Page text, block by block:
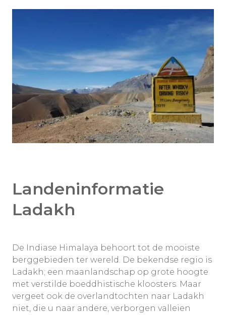
Landeninformatie
Ladakh
De Indiase Himalaya behoort tot de mooiste
berggebieden ter wereld. De bekendse regio is
Ladakh; een maanlandschap op grote hoogte
met verstilde boeddhistische kloosters. Maar
vergeet ook de overlandtochten naar Ladakh
niet, die u naar andere, verborgen valleien